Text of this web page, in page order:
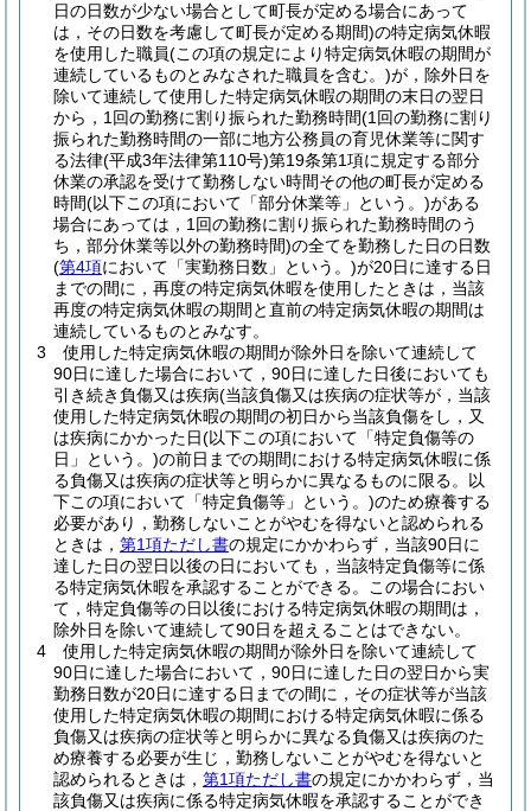
日の日数が少ない場合として町長が定める場合にあって
は，その日数を考慮して町長が定める期間)の特定病気休暇
を使用した職員(この項の規定により特定病気休暇の期間が
連続しているものとみなされた職員を含む。)が，除外日を
除いて連続して使用した特定病気休暇の期間の末日の翌日
から，1回の勤務に割り振られた勤務時間(1回の勤務に割り
振られた勤務時間の一部に地方公務員の育児休業等に関す
る法律(平成3年法律第110号)第19条第1項に規定する部分
休業の承認を受けて勤務しない時間その他の町長が定める
時間(以下この項において「部分休業等」という。)がある
場合にあっては，1回の勤務に割り振られた勤務時間のう
ち，部分休業等以外の勤務時間)の全てを勤務した日の日数
(第4項において「実勤務日数」という。)が20日に達する日
までの間に，再度の特定病気休暇を使用したときは，当該
再度の特定病気休暇の期間と直前の特定病気休暇の期間は
連続しているものとみなす。
3
使用した特定病気休暇の期間が除外日を除いて連続して
90日に達した場合において，90日に達した日後においても
引き続き負傷又は疾病(当該負傷又は疾病の症状等が，当該
使用した特定病気休暇の期間の初日から当該負傷をし，又
は疾病にかかった日(以下この項において「特定負傷等の
日」という。)の前日までの期間における特定病気休暇に係
る負傷又は疾病の症状等と明らかに異なるものに限る。以
下この項において「特定負傷等」という。)のため療養する
必要があり，勤務しないことがやむを得ないと認められる
ときは， 第1項ただし書の規定にかかわらず，当該90日に
達した日の翌日以後の日においても，当該特定負傷等に係
る特定病気休暇を承認することができる。
この場合におい
て，特定負傷等の日以後における特定病気休暇の期間は，
除外日を除いて連続して90日を超えることはできない。
4
使用した特定病気休暇の期間が除外日を除いて連続して
90日に達した場合において，90日に達した日の翌日から実
勤務日数が20日に達する日までの間に，その症状等が当該
使用した特定病気休暇の期間における特定病気休暇に係る
負傷又は疾病の症状等と明らかに異なる負傷又は疾病のた
め療養する必要が生じ，勤務しないことがやむを得ないと
認められるときは， 第1項ただし書の規定にかかわらず，当
該負傷又は疾病に係る特定病気休暇を承認することができ